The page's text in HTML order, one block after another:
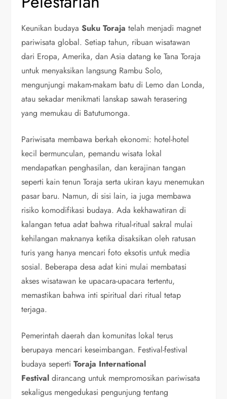
Keunikan budayaSuku Toraja telah menjadi magnet
pariwisata global. Setiap tahun, ribuan wisatawan
dari Eropa, Amerika, dan Asia datang ke Tana Toraja
untuk menyaksikan langsung Rambu Solo,
mengunjungi makam-makam batu di Lemo dan Londa,
atau sekadar menikmati lanskap sawah terasering
yang memukau di Batutumonga.
Pariwisata membawa berkah ekonomi: hotel-hotel
kecil bermunculan, pemandu wisata lokal
mendapatkan penghasilan, dan kerajinan tangan
seperti kain tenun Toraja serta ukiran kayu menemukan
pasar baru. Namun, di sisi lain, ia juga membawa
risiko komodifikasi budaya. Ada kekhawatiran di
kalangan tetua adat bahwa ritual-ritual sakral mulai
kehilangan maknanya ketika disaksikan oleh ratusan
turis yang hanya mencari foto eksotis untuk media
sosial. Beberapa desa adat kini mulai membatasi
akses wisatawan ke upacara-upacara tertentu,
memastikan bahwa inti spiritual dari ritual tetap
terjaga.
Pemerintah daerah dan komunitas lokal terus
berupaya mencari keseimbangan. Festival-festival
budaya sepertiToraja International
Festival dirancang untuk mempromosikan pariwisata
sekaligus mengedukasi pengunjung tentang